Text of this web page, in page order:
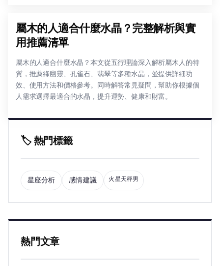
屬木的人適合什麼水晶？完整解析與實
用推薦清單
屬木的人適合什麼水晶？本文從五行理論深入解析屬木人的特
質，推薦綠幽靈、孔雀石、翡翠等多種水晶，並提供詳細功
效、使用方法和價格參考。同時解答常見疑問，幫助你根據個
人需求選擇最適合的水晶，提升運勢、健康和財富。
🏷️ 熱門標籤
星座分析 感情建議 火星天秤男
熱門文章